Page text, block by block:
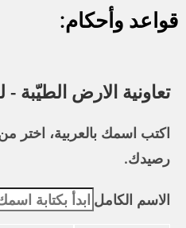
قواعد وأحكام:
تعاونية الارض الطيّبة
اكتب اسمك بالعربية، اختر
رصيدك.
الاسم الكامل